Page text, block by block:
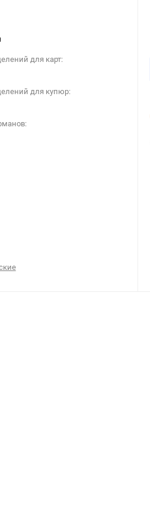
для карт:
для купюр: